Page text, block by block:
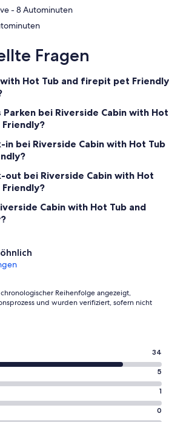
‪My Red Chariot Of Love - ‬8 Autominuten
- ‬37 Autominuten
Fragen
Hot Tub and firepit pet Friendly
bei Riverside Cabin with Hot
in bei Riverside Cabin with Hot Tub
out bei Riverside Cabin with Hot
Cabin with Hot Tub and
Reihenfolge angezeigt,
und wurden verifiziert, sofern nicht
34
5
1
0